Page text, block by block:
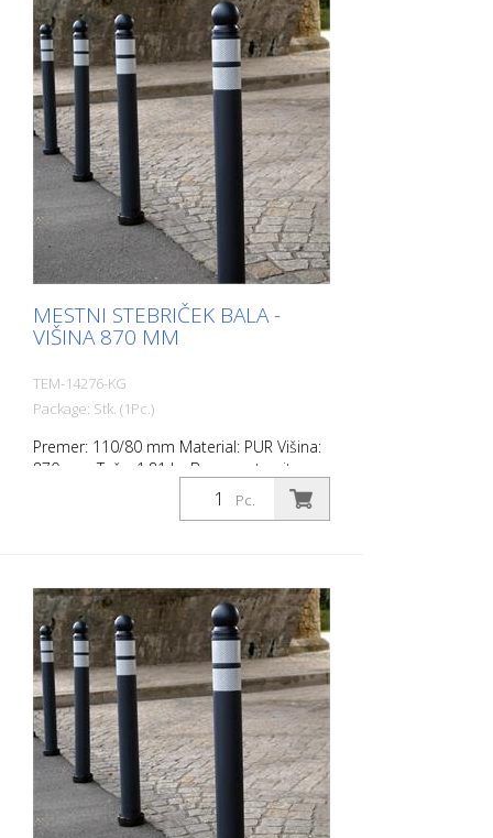
MESTNI STEBRIČEK BALA -
VIŠINA 870 MM
TEM-14276-KG
Package: Stk. (1Pc.)
Premer: 110/80 mm Material: PUR Višina:
870 mm Teža: 1,81 kg Barva: antracitno
siva 2 odsevna trakova RAC 2 (brez
pritrdilnega materiala) City Bollard je
Pc.